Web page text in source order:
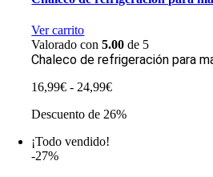
Ver carrito
Valorado con5.00 de 5
Chaleco de refrigeración para
16,99€ - 24,99€Rango
precios:
Descuento de 26%
¡Todo vendido!
-27%